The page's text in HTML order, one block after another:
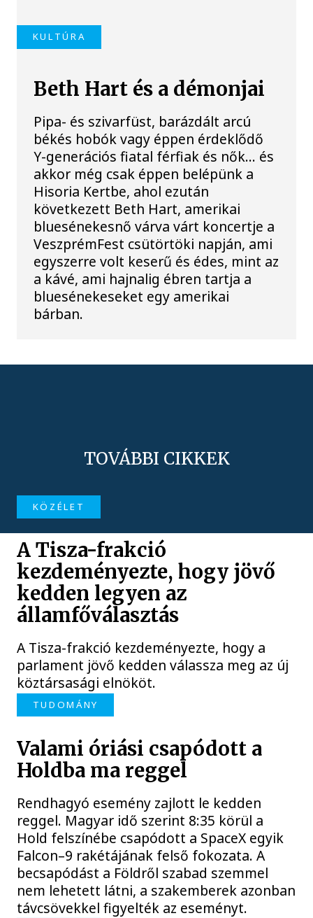
KULTÚRA
Beth Hart és a démonjai
Pipa- és szivarfüst, barázdált arcú
békés hobók vagy éppen érdeklődő
Y-generációs fiatal férfiak és nők… és
akkor még csak éppen belépünk a
Hisoria Kertbe, ahol ezután
következett Beth Hart, amerikai
bluesénekesnő várva várt koncertje a
VeszprémFest csütörtöki napján, ami
egyszerre volt keserű és édes, mint az
a kávé, ami hajnalig ébren tartja a
bluesénekeseket egy amerikai
bárban.
TOVÁBBI CIKKEK
KÖZÉLET
A Tisza-frakció
kezdeményezte, hogy jövő
kedden legyen az
államfőválasztás
A Tisza-frakció kezdeményezte, hogy a
parlament jövő kedden válassza meg az új
köztársasági elnököt.
TUDOMÁNY
Valami óriási csapódott a
Holdba ma reggel
Rendhagyó esemény zajlott le kedden
reggel. Magyar idő szerint 8:35 körül a
Hold felszínébe csapódott a SpaceX egyik
Falcon–9 rakétájának felső fokozata. A
becsapódást a Földről szabad szemmel
nem lehetett látni, a szakemberek azonban
távcsövekkel figyelték az eseményt.